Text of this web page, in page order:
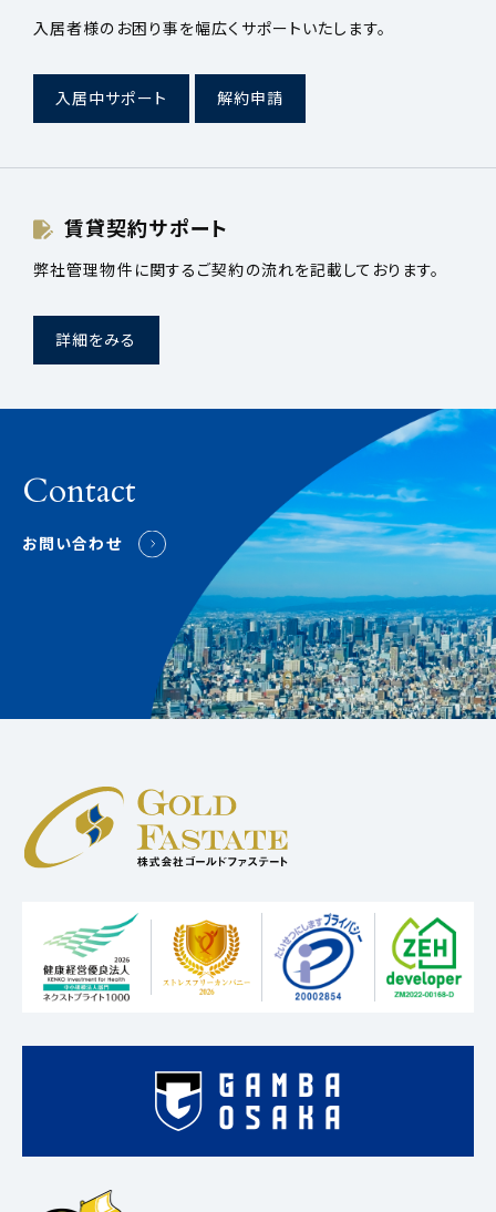
入居者様のお困り事を幅広くサポートいたします。
入居中サポート 解約申請
賃貸契約サポート
弊社管理物件に関するご契約の流れを記載しております。
詳細をみる
Contact
お問い合わせ